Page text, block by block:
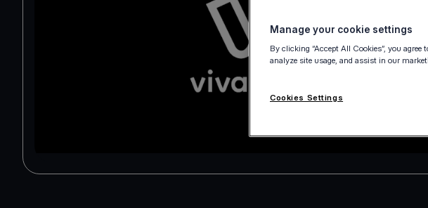
Manage your cookie settings
By clicking “Accept All Cookies”, you
analyze site usage, and assist in our
Cookies Settings